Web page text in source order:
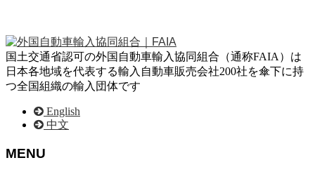
国土交通省認可の外国自動車輸入協同組合（通称FAIA）は
日本各地域を代表する輸入自動車販売会社200社を傘下に持
つ全国組織の輸入団体です
English
中文
MENU